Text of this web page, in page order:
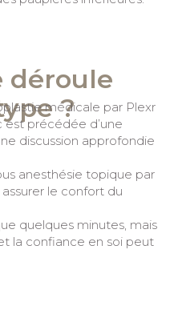
déroule
?
médicale par Plexr
est précédée d’une
discussion approfondie
anesthésie topique par
le confort du
quelques minutes, mais
la confiance en soi peut